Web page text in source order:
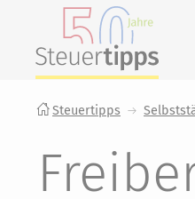
Steuertipps